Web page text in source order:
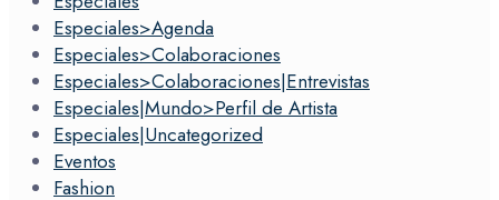
Especiales>Agenda
Especiales>Colaboraciones
Especiales>Colaboraciones|Entrevistas
Especiales|Mundo>Perfil de Artista
Especiales|Uncategorized
Eventos
Fashion